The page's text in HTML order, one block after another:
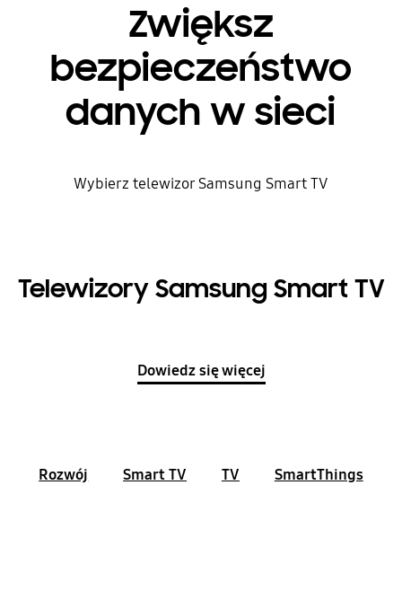
Zwiększ
bezpieczeństwo
danych w sieci
Wybierz telewizor Samsung Smart TV
Telewizory Samsung Smart TV
Dowiedz się więcej
Rozwój Smart TV TV SmartThings